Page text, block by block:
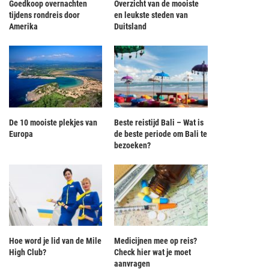
Goedkoop overnachten
tijdens rondreis door
Amerika
Overzicht van de mooiste
en leukste steden van
Duitsland
De 10 mooiste plekjes van
Europa
Beste reistijd Bali – Wat is
de beste periode om Bali te
bezoeken?
Hoe word je lid van de Mile
High Club?
Medicijnen mee op reis?
Check hier wat je moet
aanvragen